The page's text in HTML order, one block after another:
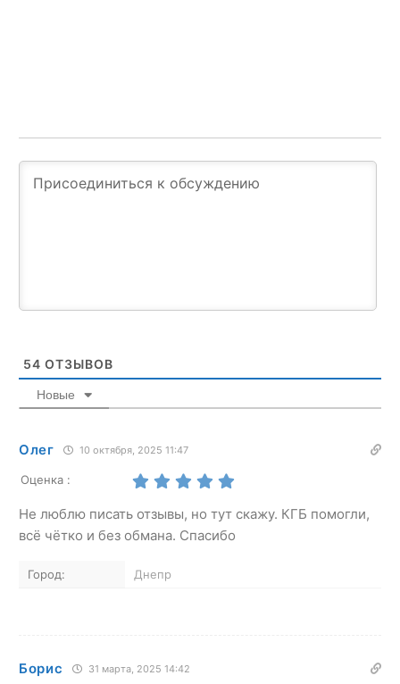
54 ОТЗЫВОВ
Новые
Олег 10 октября, 2025 11:47
Оценка :
Не люблю писать отзывы, но тут скажу. КГБ помогли,
всё чётко и без обмана. Спасибо
Город: Днепр
Борис 31 марта, 2025 14:42